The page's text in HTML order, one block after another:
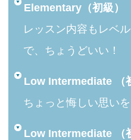
Elementary（初級）
レッスン内容もレベ
で、ちょうどいい！
Low Intermediate （
ちょっと悔しい思い
Low Intermediate （